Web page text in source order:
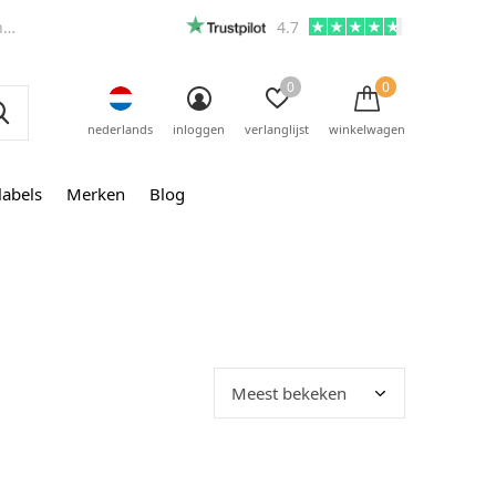
Merken Blog
nederlands inloggen verlanglijst
0
winkelwagen
0
4.7